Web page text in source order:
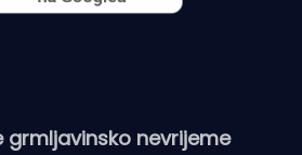
grmljavinsko nevrijeme